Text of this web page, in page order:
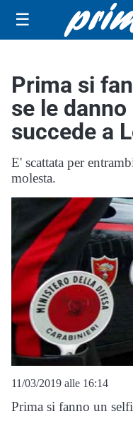
☰
Prima si
se le
succede a
E' scattata per
molesta.
11/03/2019 alle 16:14
Prima si fanno un